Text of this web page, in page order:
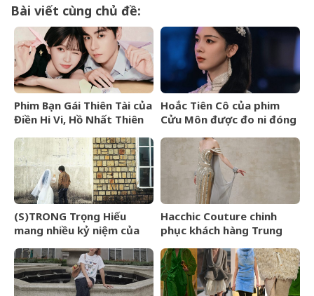
Bài viết cùng chủ đề:
Phim Bạn Gái Thiên Tài của
Điền Hi Vi, Hồ Nhất Thiên
kịch bản phi lý
Hoắc Tiên Cô của phim
Cửu Môn được đo ni đóng
(S)TRONG Trọng Hiếu
mang nhiều kỷ niệm của
vẫn yêu em) đến giây cuối
cùng
Hacchic Couture chinh
phục khách hàng Trung
thảo